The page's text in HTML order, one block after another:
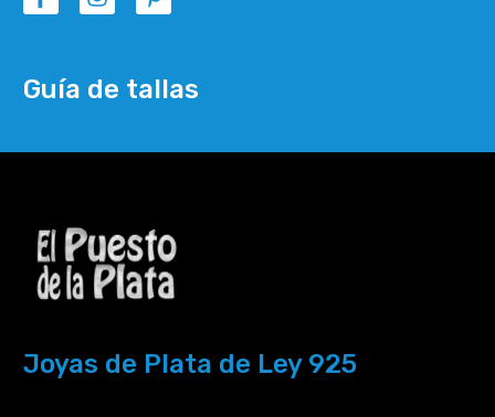
Guía de tallas
Joyas de Plata de Ley 925